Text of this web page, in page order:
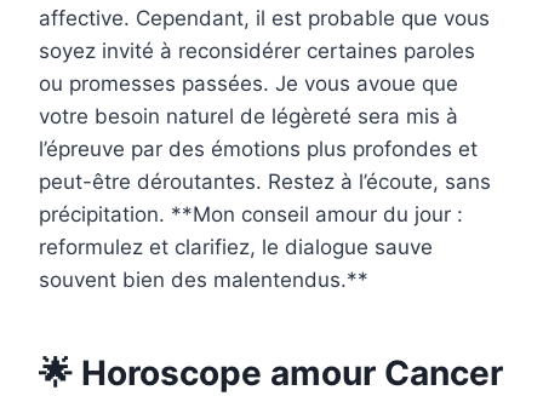
affective. Cependant, il est probable que vous
soyez invité à reconsidérer certaines paroles
ou promesses passées. Je vous avoue que
votre besoin naturel de légèreté sera mis à
l’épreuve par des émotions plus profondes et
peut-être déroutantes. Restez à l’écoute, sans
précipitation. **Mon conseil amour du jour :
reformulez et clarifiez, le dialogue sauve
souvent bien des malentendus.**
🌟 Horoscope amour Cancer